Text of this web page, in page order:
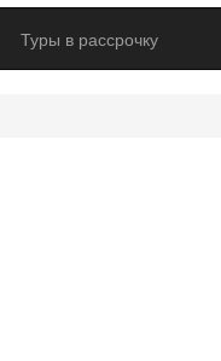
Туры в рассрочку